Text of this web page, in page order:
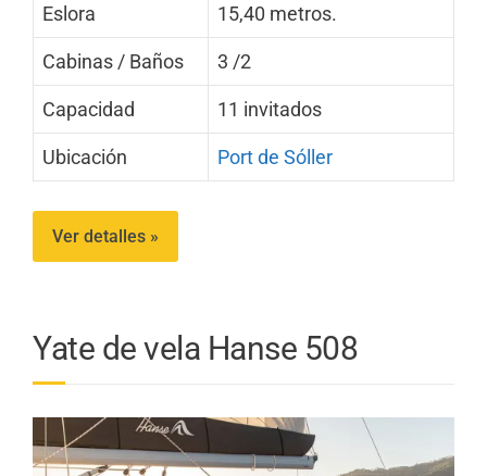
Eslora 15,40 metros.
Cabinas / Baños 3 /2
Capacidad 11 invitados
Ubicación Port de Sóller
Ver detalles »
Yate de vela Hanse 508